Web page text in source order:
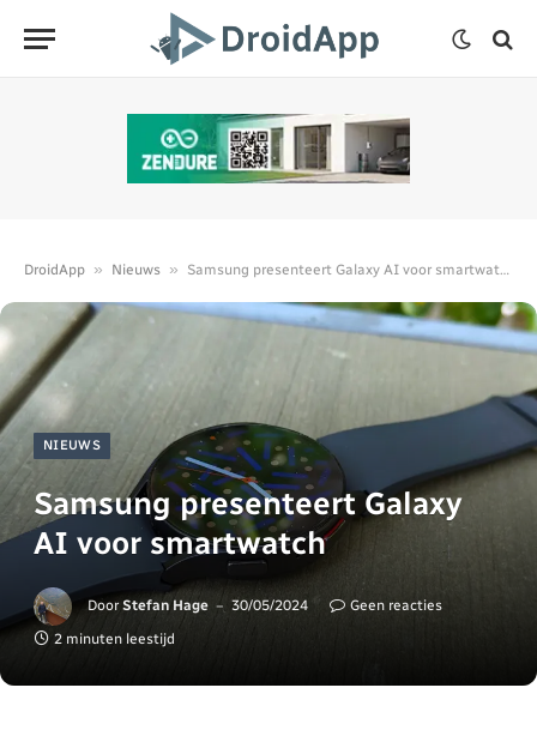
DroidApp » Nieuws » Samsung presenteert Galaxy AI voor smartwatch
NIEUWS
Samsung presenteert Galaxy
AI voor smartwatch
Door Stefan Hage 30/05/2024
Geen reacties
2 minuten leestijd